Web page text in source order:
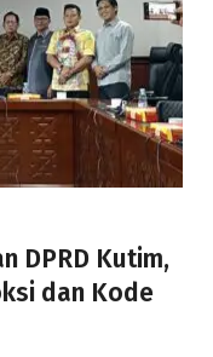
DPRD Kutim,
dan Kode